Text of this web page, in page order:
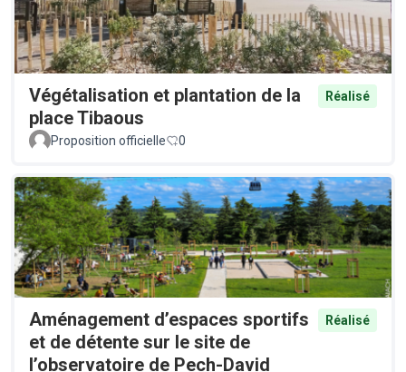
Végétalisation et plantation de la
place Tibaous
Réalisé
Proposition officielle 0
Aménagement d’espaces sportifs
et de détente sur le site de
l’observatoire de Pech-David
Réalisé